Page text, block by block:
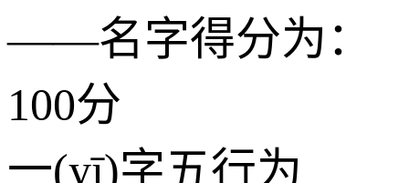
——名字得分为：
100分
一(yī)字五行为